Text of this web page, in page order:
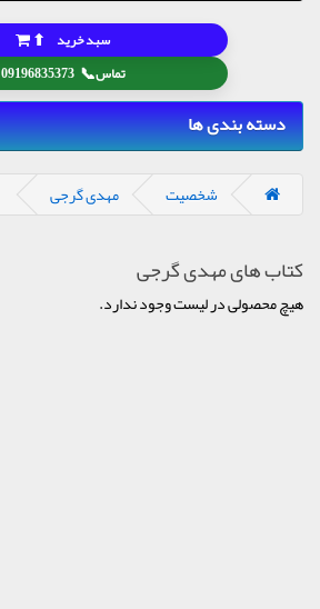
تماس📞
09196835373
سبد خرید ⬆
دسته بندی ها
شخصیت مهدی گرجی
کتاب های مهدی گرجی
هیچ محصولی در لیست وجود ندارد.